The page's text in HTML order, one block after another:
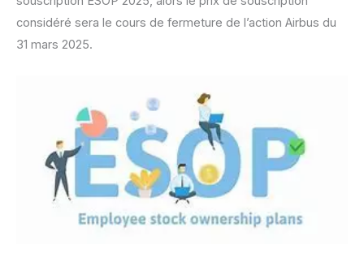
considéré sera le cours de fermeture de l’action Airbus du
31 mars 2025.